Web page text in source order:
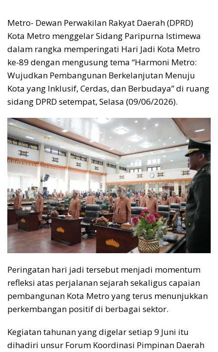
Metro- Dewan Perwakilan Rakyat Daerah (DPRD)
Kota Metro menggelar Sidang Paripurna Istimewa
dalam rangka memperingati Hari Jadi Kota Metro
ke-89 dengan mengusung tema “Harmoni Metro:
Wujudkan Pembangunan Berkelanjutan Menuju
Kota yang Inklusif, Cerdas, dan Berbudaya” di ruang
sidang DPRD setempat, Selasa (09/06/2026).
Peringatan hari jadi tersebut menjadi momentum
refleksi atas perjalanan sejarah sekaligus capaian
pembangunan Kota Metro yang terus menunjukkan
perkembangan positif di berbagai sektor.
Kegiatan tahunan yang digelar setiap 9 Juni itu
dihadiri unsur Forum Koordinasi Pimpinan Daerah